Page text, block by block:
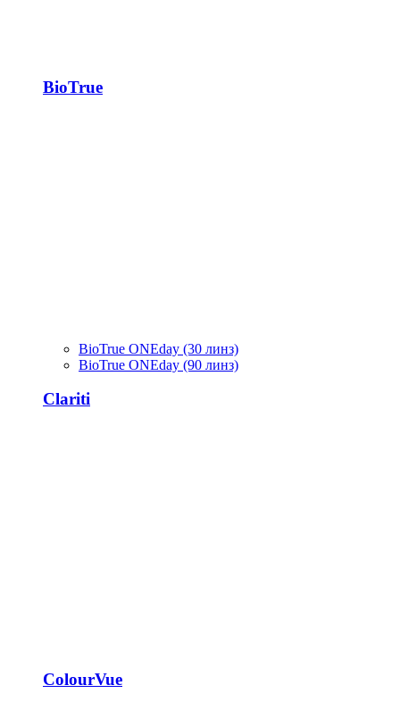
BioTrue
BioTrue ONEday (30 линз)
BioTrue ONEday (90 линз)
Clariti
ColourVue